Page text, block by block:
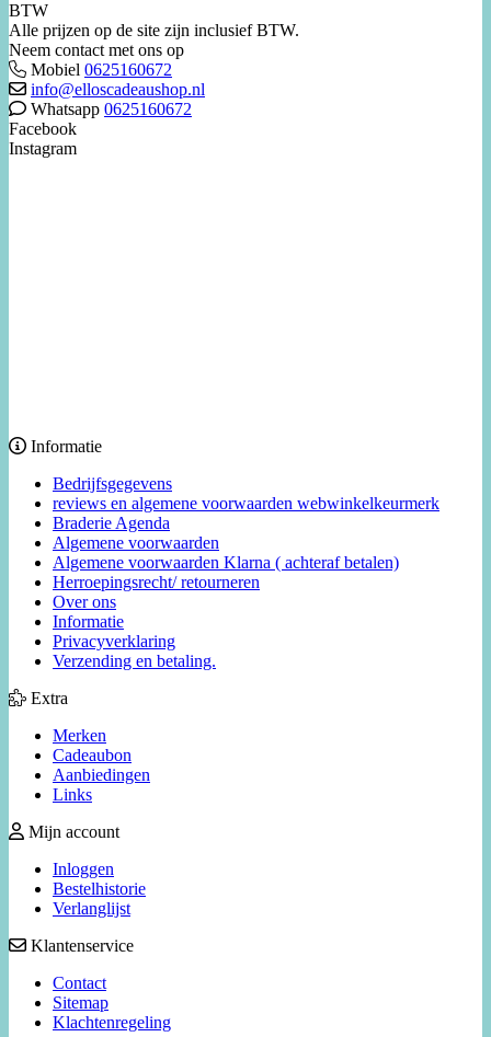
BTW
Alle prijzen op de site zijn inclusief BTW.
Neem contact met ons op
Mobiel 0625160672
info@elloscadeaushop.nl
Whatsapp 0625160672
Facebook
Instagram
Informatie
Bedrijfsgegevens
reviews en algemene voorwaarden webwinkelkeurmerk
Braderie Agenda
Algemene voorwaarden
Algemene voorwaarden Klarna ( achteraf betalen)
Herroepingsrecht/ retourneren
Over ons
Informatie
Privacyverklaring
Verzending en betaling.
Extra
Merken
Cadeaubon
Aanbiedingen
Links
Mijn account
Inloggen
Bestelhistorie
Verlanglijst
Klantenservice
Contact
Sitemap
Klachtenregeling